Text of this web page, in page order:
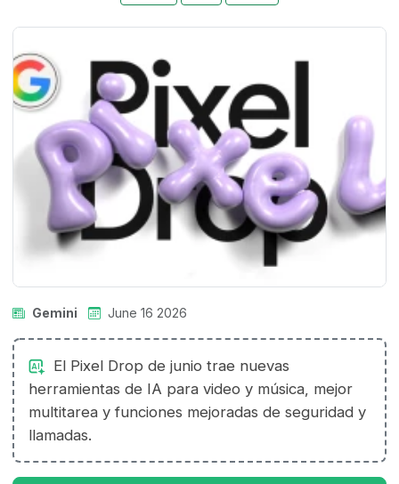
Gemini June 16 2026
El Pixel Drop de junio trae nuevas
herramientas de IA para video y música, mejor
multitarea y funciones mejoradas de seguridad y
llamadas.